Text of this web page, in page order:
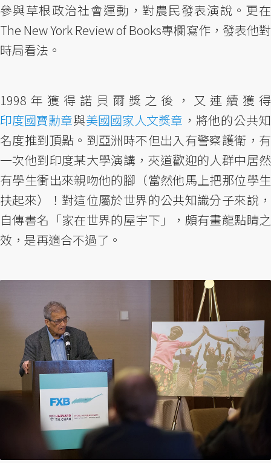
參與草根政治社會運動，對農民發表演說。更在
The New York Review of Books專欄寫作，發表他對
時局看法。
1998年獲得諾貝爾獎之後，又連續獲得
印度國寶勳章與美國國家人文獎章 ，將他的公共知
名度推到頂點。到亞洲時不但出入有警察護衛，有
一次他到印度某大學演講，夾道歡迎的人群中居然
有學生衝出來親吻他的腳（當然他馬上把那位學生
扶起來）！對這位屬於世界的公共知識分子來說，
自傳書名「家在世界的屋宇下」，頗有畫龍點睛之
效，是再適合不過了。